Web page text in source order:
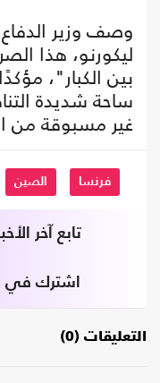
وصف وزير
ليكورنو، هذا
بين الكبار"،
ساحة شديدة
غير مسبوقة من
فرنسا الصين
تابع آخر
اشترك في
التعليقات (0)